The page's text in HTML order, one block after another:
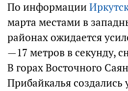
По информации
марта местами в
районах ожидается
—17 метров в секунду,
В горах Восточного
Прибайкалья создались